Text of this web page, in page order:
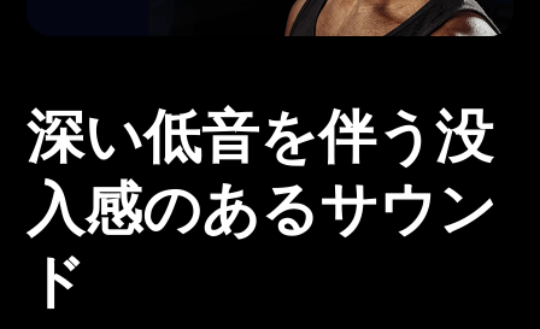
深い低音を伴う没
入感のあるサウン
ド